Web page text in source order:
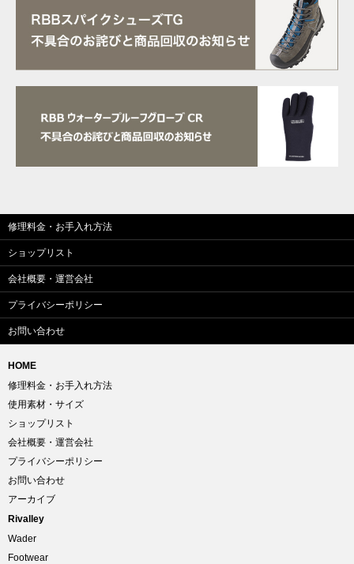
修理料金・お手入れ方法
ショップリスト
会社概要・運営会社
プライバシーポリシー
お問い合わせ
HOME
修理料金・お手入れ方法
使用素材・サイズ
ショップリスト
会社概要・運営会社
プライバシーポリシー
お問い合わせ
アーカイブ
Rivalley
Wader
Footwear